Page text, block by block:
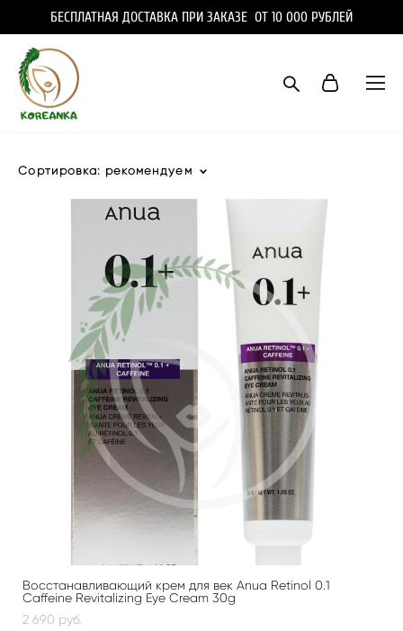
БЕСПЛАТНАЯ ДОСТАВКА ПРИ ЗАКАЗЕ ОТ 10 000 РУБЛЕЙ
Сортировка: рекомендуем
Восстанавливающий крем для век Anua Retinol 0.1
Caffeine Revitalizing Eye Cream 30g
2 690 pуб.